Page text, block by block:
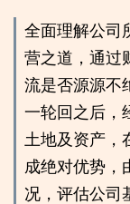
全面理解公司
营之道，通过
流是否源源不
一轮回之后，
土地及资产，
成绝对优势，
况，评估公司